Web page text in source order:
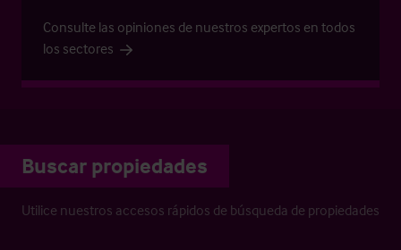
Consulte las opiniones de nuestros expertos en todos
los sectores
Buscar propiedades
Utilice nuestros accesos rápidos de búsqueda de propiedades